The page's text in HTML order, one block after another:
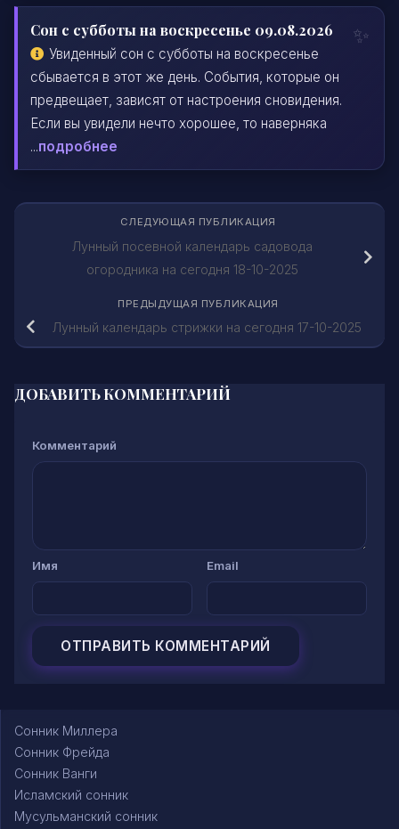
Сон с субботы на воскресенье 09.08.2026
Увиденный сон с субботы на воскресенье
сбывается в этот же день. События, которые он
предвещает, зависят от настроения сновидения.
Если вы увидели нечто хорошее, то наверняка
...подробнее
СЛЕДУЮЩАЯ ПУБЛИКАЦИЯ
Лунный посевной календарь садовода
огородника на сегодня 18-10-2025
ПРЕДЫДУЩАЯ ПУБЛИКАЦИЯ
Лунный календарь стрижки на сегодня 17-10-2025
ДОБАВИТЬ КОММЕНТАРИЙ
Комментарий
Имя Email
Сонник Миллера
Сонник Фрейда
Сонник Ванги
Исламский сонник
Мусульманский сонник